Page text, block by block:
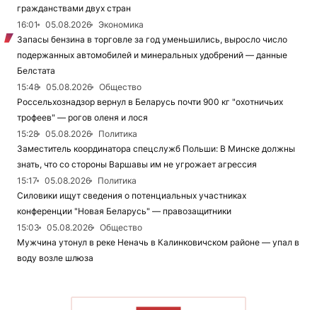
гражданствами двух стран
16:01
05.08.2026
Экономика
Запасы бензина в торговле за год уменьшились, выросло число
подержанных автомобилей и минеральных удобрений — данные
Белстата
15:48
05.08.2026
Общество
Россельхознадзор вернул в Беларусь почти 900 кг "охотничьих
трофеев" — рогов оленя и лося
15:28
05.08.2026
Политика
Заместитель координатора спецслужб Польши: В Минске должны
знать, что со стороны Варшавы им не угрожает агрессия
15:17
05.08.2026
Политика
Силовики ищут сведения о потенциальных участниках
конференции "Новая Беларусь" — правозащитники
15:03
05.08.2026
Общество
Мужчина утонул в реке Неначь в Калинковичском районе — упал в
воду возле шлюза